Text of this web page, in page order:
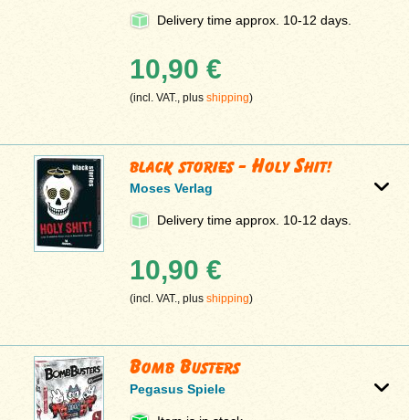
Delivery time approx. 10-12 days.
10,90 €
(incl. VAT., plusshipping)
black stories - Holy Shit!
Moses Verlag
Delivery time approx. 10-12 days.
10,90 €
(incl. VAT., plusshipping)
Bomb Busters
Pegasus Spiele